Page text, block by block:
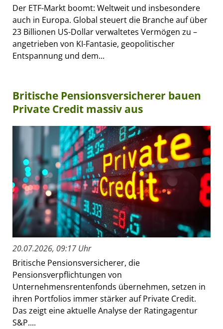
Der ETF-Markt boomt: Weltweit und insbesondere
auch in Europa. Global steuert die Branche auf über
23 Billionen US-Dollar verwaltetes Vermögen zu –
angetrieben von KI-Fantasie, geopolitischer
Entspannung und dem...
Britische Pensionsversicherer bauen
Private Credit massiv aus
20.07.2026, 09:17 Uhr
Britische Pensionsversicherer, die
Pensionsverpflichtungen von
Unternehmensrentenfonds übernehmen, setzen in
ihren Portfolios immer stärker auf Private Credit.
Das zeigt eine aktuelle Analyse der Ratingagentur
S&P....